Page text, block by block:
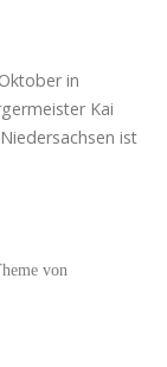
in
Kai
ist
von